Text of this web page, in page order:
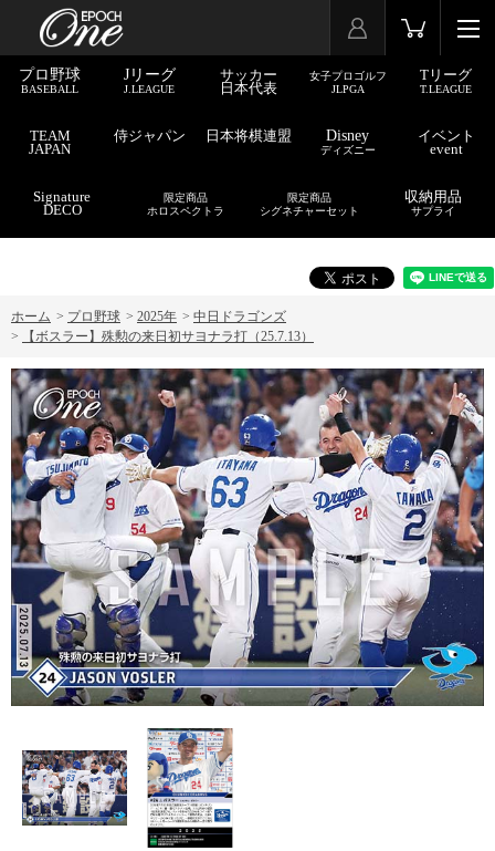
プロ野球
BASEBALL
Jリーグ
J.LEAGUE
サッカー
日本代表
女子プロゴルフ
JLPGA
Tリーグ
T.LEAGUE
TEAM
JAPAN
侍ジャパン 日本将棋連盟 Disney
ディズニー
イベント
event
Signature
DECO
限定商品
ホロスペクトラ
限定商品
シグネチャーセット
収納用品
サプライ
ホーム > プロ野球 > 2025年 > 中日ドラゴンズ
>
【ボスラー】殊勲の来日初サヨナラ打（25.7.13）